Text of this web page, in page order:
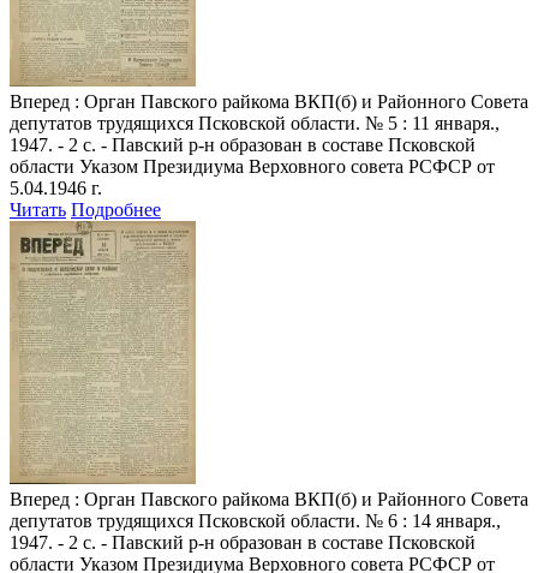
Вперед : Орган Павского райкома ВКП(б) и Районного Совета
депутатов трудящихся Псковской области. № 5 : 11 января.,
1947. - 2 с. - Павский р-н образован в составе Псковской
области Указом Президиума Верховного совета РСФСР от
5.04.1946 г.
Читать Подробнее
Вперед : Орган Павского райкома ВКП(б) и Районного Совета
депутатов трудящихся Псковской области. № 6 : 14 января.,
1947. - 2 с. - Павский р-н образован в составе Псковской
области Указом Президиума Верховного совета РСФСР от